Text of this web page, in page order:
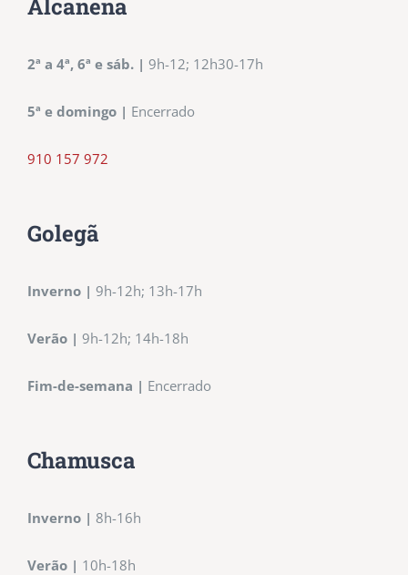
Alcanena
2ª a 4ª, 6ª e sáb. | 9h-12; 12h30-17h
5ª e domingo | Encerrado
910 157 972
Golegã
Inverno | 9h-12h; 13h-17h
Verão | 9h-12h; 14h-18h
Fim-de-semana | Encerrado
Chamusca
Inverno | 8h-16h
Verão | 10h-18h